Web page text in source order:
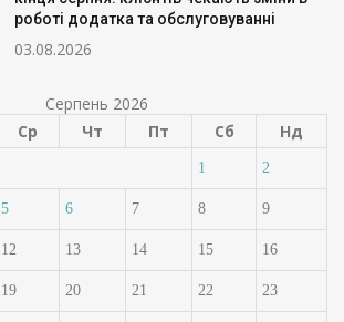
роботі додатка та обслуговуванні
03.08.2026
Серпень 2026
Ср Чт Пт Сб Нд
1 2
5 6 7 8 9
12 13 14 15 16
19 20 21 22 23